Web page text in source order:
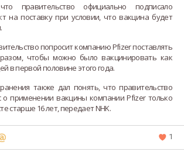
правительство официально подписало
на поставку при условии, что вакцина будет
попросит компанию Pfizer поставлять
чтобы можно было вакцинировать как
в первой половине этого года.
также дал понять, что правительство
о применении вакцины компании Pfizer только
старше 16 лет, передает NHK.
1